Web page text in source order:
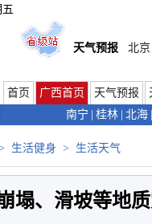
五
天气预报
北京
首页 广西首页 天气预报
南宁
桂林 北海
生活健身 > 生活天气
塌、滑坡等地